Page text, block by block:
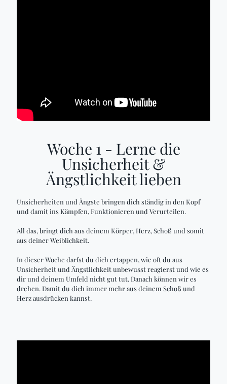
Woche 1 - Lerne die
Unsicherheit &
Ängstlichkeit lieben
Unsicherheiten und Ängste bringen dich ständig in den Kopf
und damit ins Kämpfen, Funktionieren und Verurteilen.
All das, bringt dich aus deinem Körper, Herz, Schoß und somit
aus deiner Weiblichkeit.
In dieser Woche darfst du dich ertappen, wie oft du aus
Unsicherheit und Ängstlichkeit unbewusst reagierst und wie es
dir und deinem Umfeld nicht gut tut. Danach können wir es
drehen. Damit du dich immer mehr aus deinem Schoß und
Herz ausdrücken kannst.